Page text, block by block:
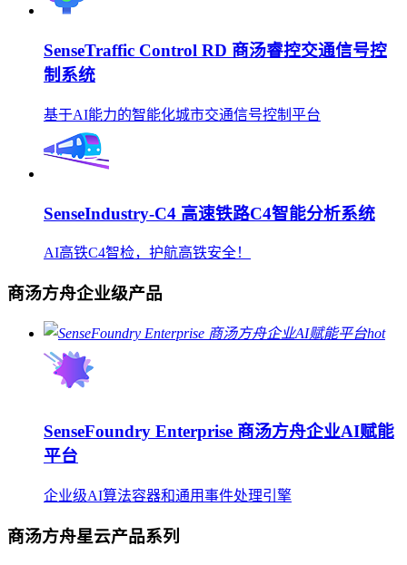
SenseTraffic Control RD 商汤睿控交通信号控
制系统
基于AI能力的智能化城市交通信号控制平台
SenseIndustry-C4 高速铁路C4智能分析系统
AI高铁C4智检，护航高铁安全！
商汤方舟企业级产品
hot
SenseFoundry Enterprise 商汤方舟企业AI赋能
平台
企业级AI算法容器和通用事件处理引擎
商汤方舟星云产品系列